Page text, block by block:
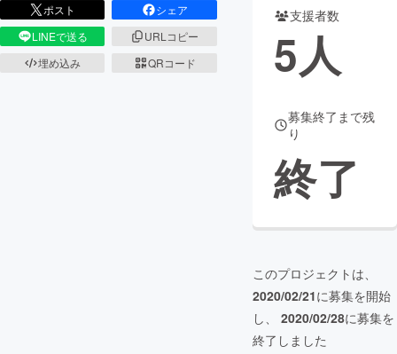
CAMPFIRE for Social Good CAMPFIRE Creation
CAMPFIREふるさと納税
コミュニティ
ポスト
シェア
LINEで送る
URLコピー
埋め込み
QRコード
支援者数
5人
募集終了まで残
り
終了
このプロジェクトは、
2020/02/21に募集を開始
し、 2020/02/28に募集を
終了しました